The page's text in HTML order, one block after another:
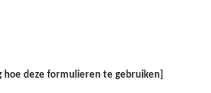
hoe deze formulieren te gebruiken]